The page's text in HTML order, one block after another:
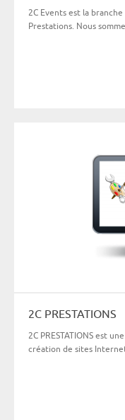
2C Events est la
Prestations. Nous
2C PRESTATIONS
2C PRESTATIONS est
création de sites Internet.